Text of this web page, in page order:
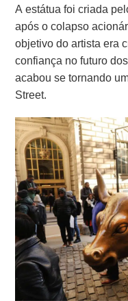
A estátua foi criada
após o colapso
objetivo do artista era
confiança no futuro
acabou se tornando
Street.